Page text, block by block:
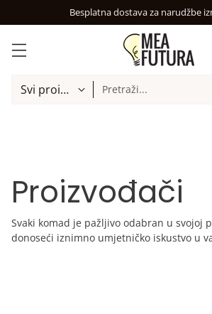
Pretraži...
Proizvođači
Svaki komad je pažljivo odabran u svojoj
donoseći iznimno umjetničko iskustvo u